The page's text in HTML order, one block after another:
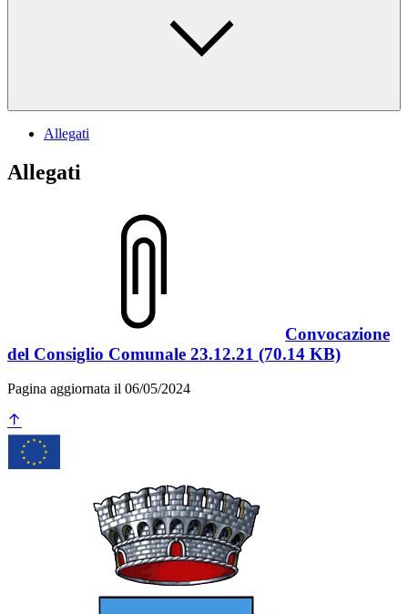
Allegati
Allegati
Convocazione
del Consiglio Comunale 23.12.21 (70.14 KB)
Pagina aggiornata il 06/05/2024